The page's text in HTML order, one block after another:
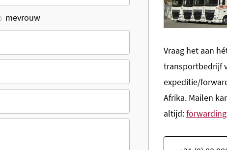
mevrouw
Vraag het aan
transportbedrijf
expeditie/
Afrika. Mailen
altijd: